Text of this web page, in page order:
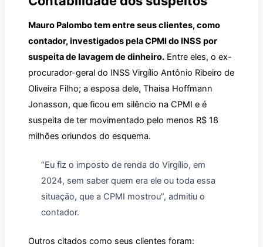
Mauro Palombo tem entre seus clientes, como
contador, investigados pela CPMI do INSS por
suspeita de lavagem de dinheiro. Entre eles, o ex-
procurador-geral do INSS Virgílio Antônio Ribeiro de
Oliveira Filho; a esposa dele, Thaisa Hoffmann
Jonasson, que ficou em silêncio na CPMI e é
suspeita de ter movimentado pelo menos R$ 18
milhões oriundos do esquema.
“Eu fiz o imposto de renda do Virgílio, em
2024, sem saber quem era ele ou toda essa
situação, que a CPMI mostrou”, admitiu o
contador.
Outros citados como seus clientes foram: